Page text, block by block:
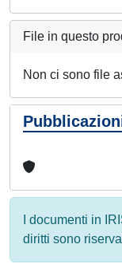
File in questo
Non ci sono file
I documenti in
diritti sono